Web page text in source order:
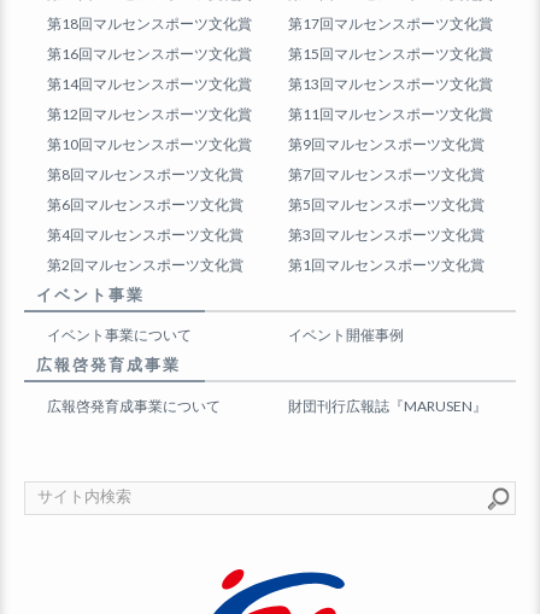
第18回マルセンスポーツ文化賞
第17回マルセンスポーツ文化賞
第16回マルセンスポーツ文化賞
第15回マルセンスポーツ文化賞
第14回マルセンスポーツ文化賞
第13回マルセンスポーツ文化賞
第12回マルセンスポーツ文化賞
第11回マルセンスポーツ文化賞
第10回マルセンスポーツ文化賞
第9回マルセンスポーツ文化賞
第8回マルセンスポーツ文化賞
第7回マルセンスポーツ文化賞
第6回マルセンスポーツ文化賞
第5回マルセンスポーツ文化賞
第4回マルセンスポーツ文化賞
第3回マルセンスポーツ文化賞
第2回マルセンスポーツ文化賞
第1回マルセンスポーツ文化賞
イベント事業
イベント事業について イベント開催事例
広報啓発育成事業
広報啓発育成事業について 財団刊行広報誌『MARUSEN』